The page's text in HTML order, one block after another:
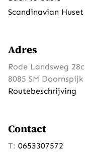
Scandinavian Huset
Adres
Rode Landsweg 28c
8085 SM Doornspijk
Routebeschrijving
Contact
T: 0653307572